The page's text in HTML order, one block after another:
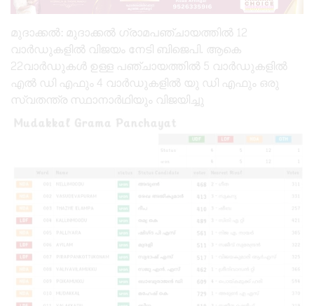
മുദാക്കൽ: മുദാക്കൽ ഗ്രാമപഞ്ചായത്തിൽ 12
വാർഡുകളിൽ വിജയം നേടി ബിജെപി. ആകെ
22വാർഡുകൾ ഉള്ള പഞ്ചായത്തിൽ 5 വാർഡുകളിൽ
എൽ ഡി എഫും 4 വാർഡുകളിൽ യു ഡി എഫും ഒരു
സ്വതന്ത്ര സ്ഥാനാർഥിയും വിജയിച്ചു